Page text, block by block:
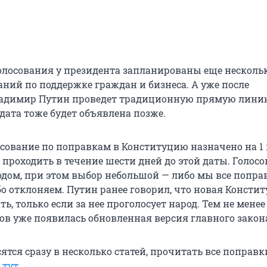
у президента запланированы еще
по поддержке граждан и бизнеса. А уже после
Путин проведет традиционную прямую
тоже будет объявлена позже.
по поправкам в Конституцию назначено на
в течение шести дней до этой даты.
при этом выбор небольшой — либо мы все
отклоняем. Путин ранее говорил, что новая
только если за нее проголосует народ. Тем не
уже появилась обновленная версия главного
сразу в несколько статей, прочитать все